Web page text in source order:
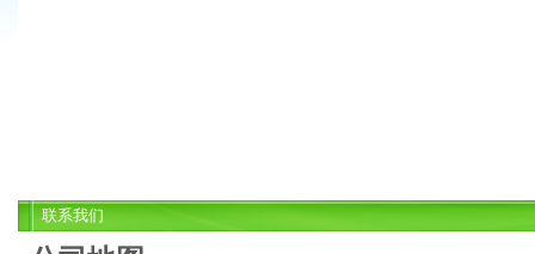
联系我们